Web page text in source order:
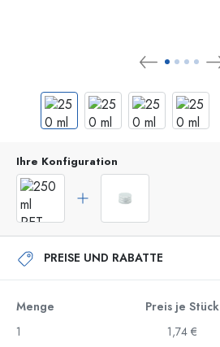
Ihre Konfiguration
PREISE UND RABATTE
Menge Preis je Stück
1
1,74 €